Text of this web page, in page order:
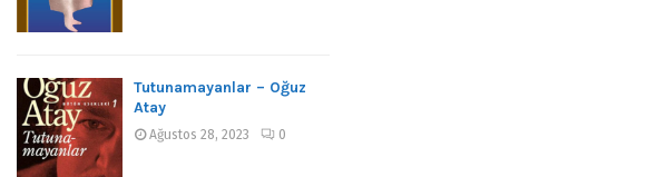
Tutunamayanlar – Oğuz
Atay
Ağustos 28, 2023 0